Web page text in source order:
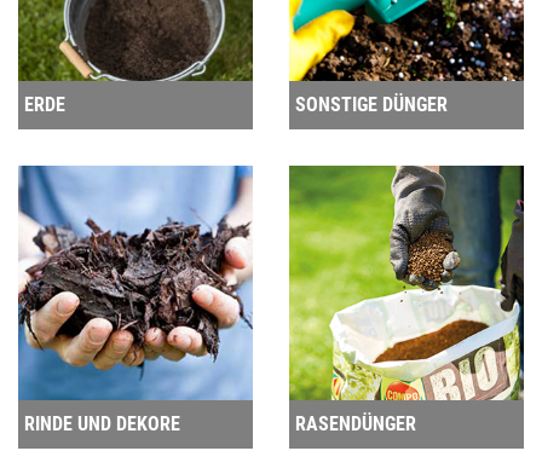
ERDE SONSTIGE DÜNGER
RINDE UND DEKORE RASENDÜNGER